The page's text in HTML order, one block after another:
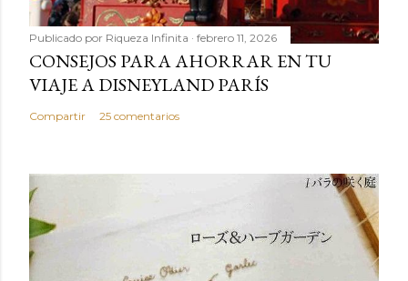
Publicado por Riqueza Infinita febrero 11, 2026
CONSEJOS PARA AHORRAR EN TU
VIAJE A DISNEYLAND PARÍS
Compartir 25 comentarios